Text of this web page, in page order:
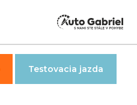
Testovacia jazda